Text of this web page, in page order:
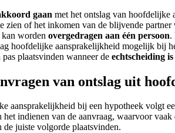
gaan met het ontslag van hoofdelijke
zien of het inkomen van de blijvende
worden overgedragen aan één persoon.
hoofdelijke aansprakelijkheid mogelijk bij
plaatsvinden wanneer de echtscheiding
van ontslag uit
aansprakelijkheid bij een hypotheek volgt
indienen van de aanvraag, waarvoor
juiste volgorde plaatsvinden.